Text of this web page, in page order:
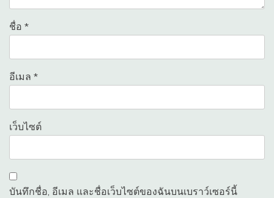
ชื่อ *
อีเมล *
เว็บไซต์
บันทึกชื่อ, อีเมล และชื่อเว็บไซต์ของฉันบนเบราว์เซอร์นี้